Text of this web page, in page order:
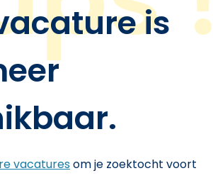
is
vacaturesom je zoektocht voort